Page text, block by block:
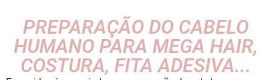
PREPARAÇÃO DO CABELO
HUMANO PARA MEGA HAIR,
COSTURA, FITA ADESIVA...